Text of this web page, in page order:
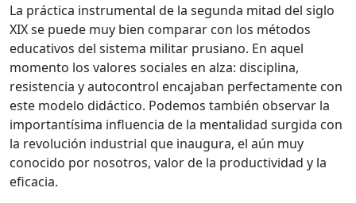
La práctica instrumental de la segunda mitad del siglo
XIX se puede muy bien comparar con los métodos
educativos del sistema militar prusiano. En aquel
momento los valores sociales en alza: disciplina,
resistencia y autocontrol encajaban perfectamente con
este modelo didáctico. Podemos también observar la
importantísima influencia de la mentalidad surgida con
la revolución industrial que inaugura, el aún muy
conocido por nosotros, valor de la productividad y la
eficacia.